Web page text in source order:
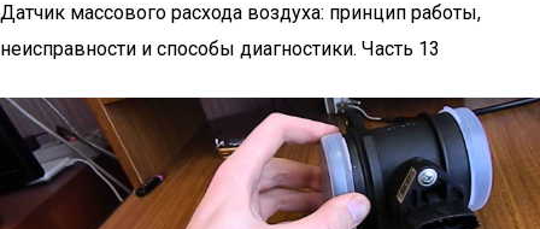
Датчик массового расхода воздуха: принцип работы,
неисправности и способы диагностики. Часть 13